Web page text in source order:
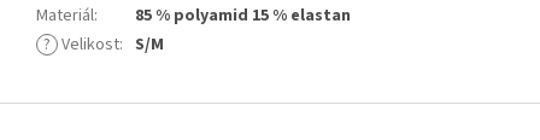
Materiál:
85 % polyamid 15 % elastan
? Velikost: S/M